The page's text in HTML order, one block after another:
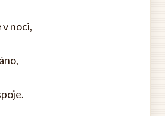
v noci,